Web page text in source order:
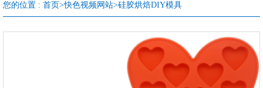
您的位置 : 首页>快色视频网站>硅胶烘焙DIY模具